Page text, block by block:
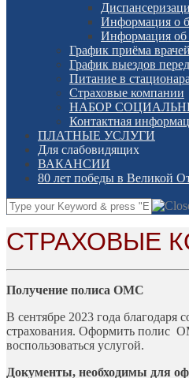
Информация о
Информация об
График приёма врачей
График выездов
Питание в
Страховые компании
НАБОР
Контактная
ПЛАТНЫЕ УСЛУГИ
Для слабовидящих
ВАКАНСИИ
80 лет победы в Великой
СТРАХОВЫЕ
Получение полиса ОМС
В сентябре 2023 года
страхования. Оформить полис
воспользоваться услугой.
Документы, необходимы для